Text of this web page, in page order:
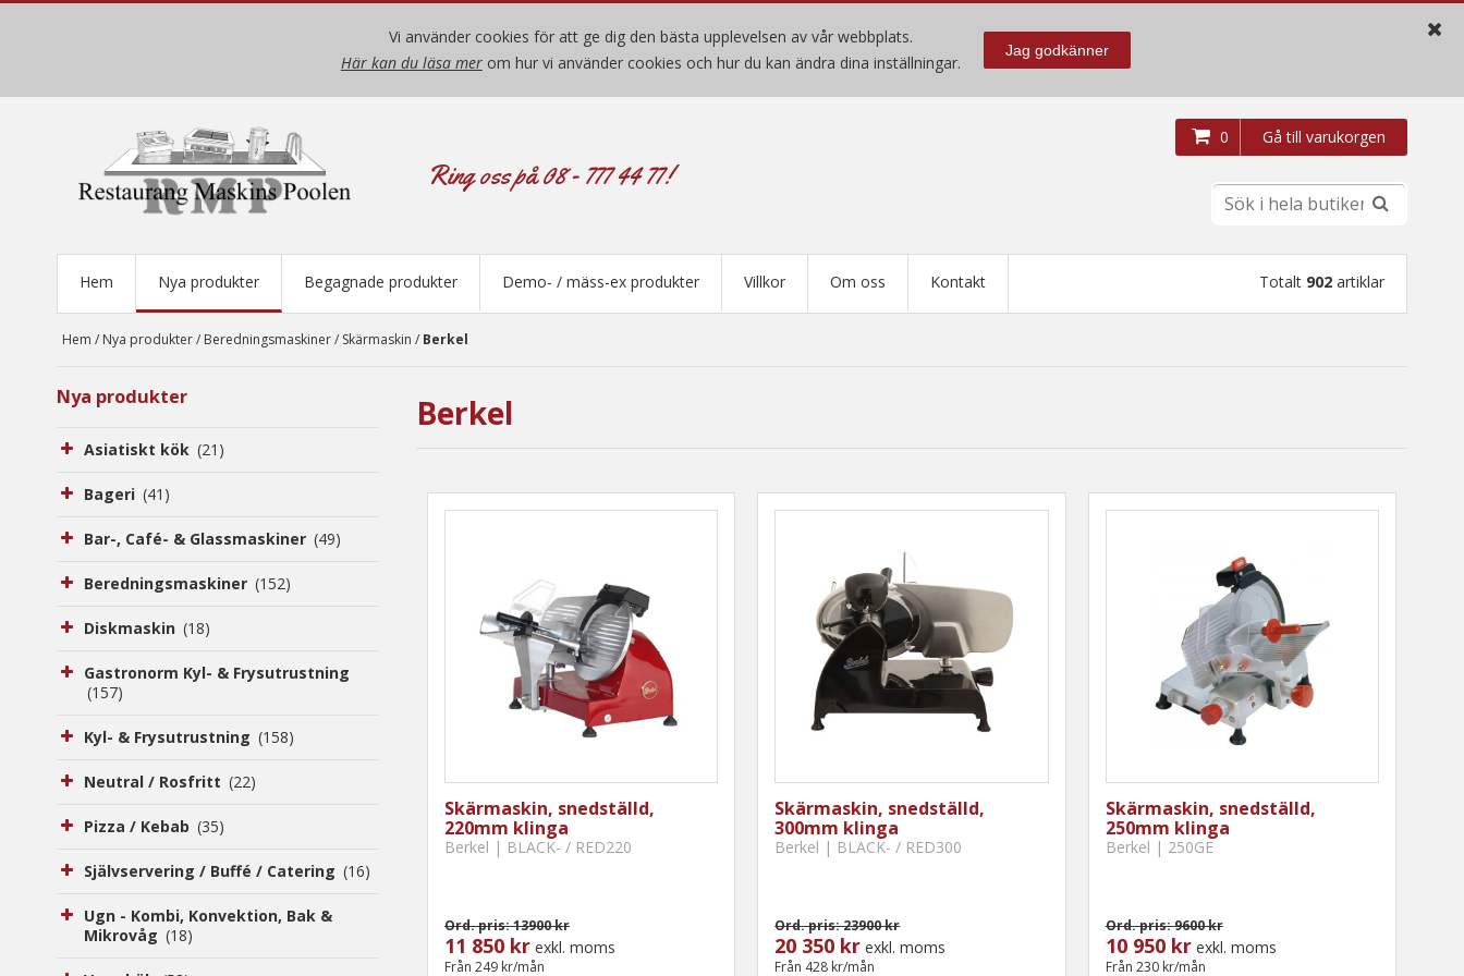
Vi använder cookies för att ge dig den bästa upplevelsen av vår webbplats.
Här kan du läsa merom hur vi använder cookies och hur du kan ändra dina inställningar.
Jag godkänner
Ring oss på 08 - 777 44 77!
Gå till varukorgen
0
Hem Nya produkter Begagnade produkter Demo- / mäss-ex produkter Villkor Om oss Kontakt Totalt 902 artiklar
Hem / Nya produkter/ Beredningsmaskiner/ Skärmaskin / Berkel
Nya produkter
Asiatiskt kök (21)
Bageri (41)
Bar-, Café- & Glassmaskiner (49)
Beredningsmaskiner (152)
Diskmaskin (18)
Gastronorm Kyl- & Frysutrustning
(157)
Kyl- & Frysutrustning (158)
Neutral / Rosfritt (22)
Pizza / Kebab (35)
Självservering / Buffé / Catering (16)
Ugn - Kombi, Konvektion, Bak &
Mikrovåg (18)
Berkel
Skärmaskin, snedställd,
220mm klinga
Berkel | BLACK- / RED220
Ord. pris: 13900 kr
11 850 kr exkl. moms
Från 249 kr/mån
Skärmaskin, snedställd,
300mm klinga
Berkel | BLACK- / RED300
Ord. pris: 23900 kr
20 350 kr exkl. moms
Från 428 kr/mån
Skärmaskin, snedställd,
250mm klinga
Berkel | 250GE
Ord. pris: 9600 kr
10 950 krexkl. moms
Från 230 kr/mån